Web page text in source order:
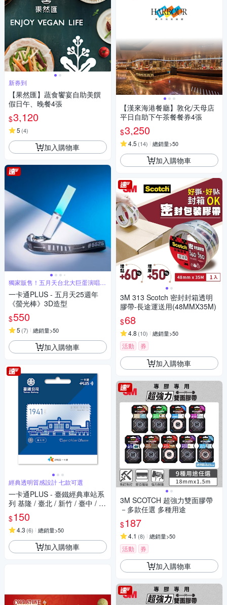
新券到
【果然匯】蔬食饗宴自助美饌
假日午、晚餐4張
$3,120
5 (4)
加入購物車
獨家販售！五月天台北大巨蛋演唱會
限定周邊
一卡通PLUS - 五月天25週年
《螢光棒》3D造型
$550
5 (7) 總銷量>50
加入購物車
經典透明質感設計 七款可選
一卡通PLUS - 臺鐵經典車站系
列 基隆 / 臺北 / 新竹 / 臺中 / 嘉
$150
4.3 (6) 總銷量>50
加入購物車
【漢來海港餐廳】敦化/天母店
平日自助下午茶餐餐券4張
$3,250
4.5 (14) 總銷量>50
加入購物車
3M 313 Scotch 密封封箱透明
膠帶-長途運送用(48MMX35M)
$68
4.8 (10) 總銷量>50
活動 券
加入購物車
3M SCOTCH 超強力雙面膠帶
－多款任選 多種用途
$187
4.1 (8) 總銷量>50
活動 券
加入購物車